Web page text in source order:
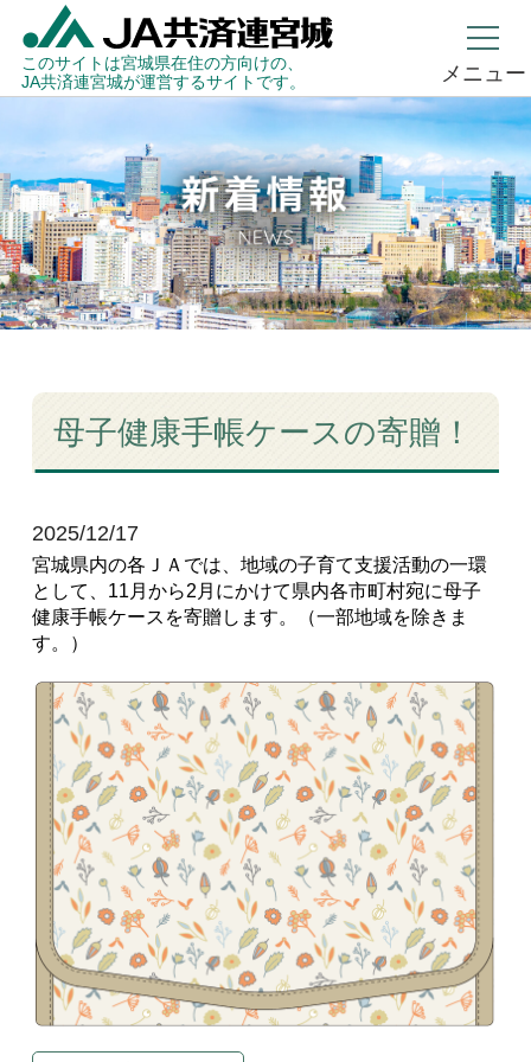
このサイトは宮城県在住の方向けの、
JA共済連宮城が運営するサイトです。
メニュー
母子健康手帳ケースの寄贈！
2025/12/17
宮城県内の各ＪＡでは、地域の子育て支援活動の一環
として、11月から2月にかけて県内各市町村宛に母子
健康手帳ケースを寄贈します。（一部地域を除きま
す。）